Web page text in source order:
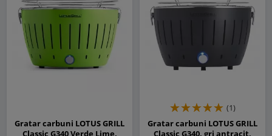
Gratar carbuni LOTUS GRILL
Classic G340 Verde Lime,
(1)
Gratar carbuni LOTUS GRILL
Classic G340, gri antracit,